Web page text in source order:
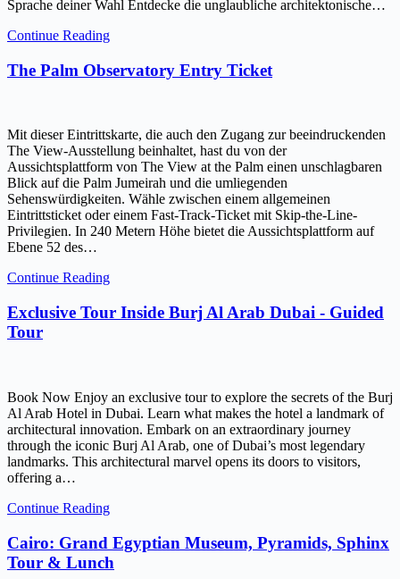
Sprache deiner Wahl Entdecke die unglaubliche architektonische…
Continue Reading
The Palm Observatory Entry Ticket
Mit dieser Eintrittskarte, die auch den Zugang zur beeindruckenden
The View-Ausstellung beinhaltet, hast du von der
Aussichtsplattform von The View at the Palm einen unschlagbaren
Blick auf die Palm Jumeirah und die umliegenden
Sehenswürdigkeiten. Wähle zwischen einem allgemeinen
Eintrittsticket oder einem Fast-Track-Ticket mit Skip-the-Line-
Privilegien. In 240 Metern Höhe bietet die Aussichtsplattform auf
Ebene 52 des…
Continue Reading
Exclusive Tour Inside Burj Al Arab Dubai - Guided
Tour
Book Now Enjoy an exclusive tour to explore the secrets of the Burj
Al Arab Hotel in Dubai. Learn what makes the hotel a landmark of
architectural innovation. Embark on an extraordinary journey
through the iconic Burj Al Arab, one of Dubai’s most legendary
landmarks. This architectural marvel opens its doors to visitors,
offering a…
Continue Reading
Cairo: Grand Egyptian Museum, Pyramids, Sphinx
Tour & Lunch